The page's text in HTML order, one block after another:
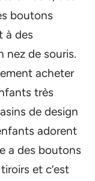
boutons
à des
nez de souris.
acheter
très
de design
adorent
a des boutons
et c’est